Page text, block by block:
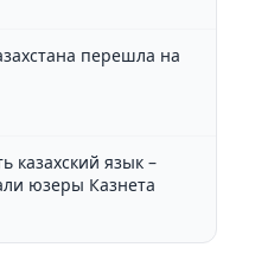
перешла на
казахский язык –
юзеры Казнета